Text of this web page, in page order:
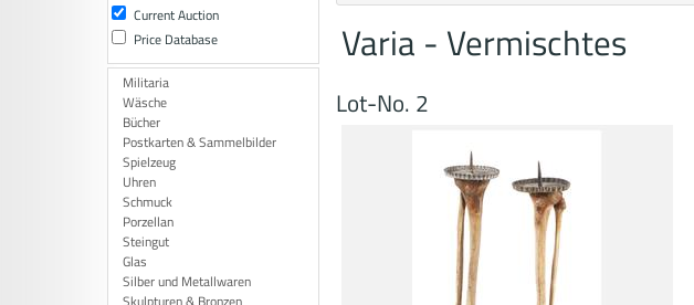
Current Auction
Price Database
Militaria
Wäsche
Bücher
Postkarten & Sammelbilder
Spielzeug
Uhren
Schmuck
Porzellan
Steingut
Glas
Silber und Metallwaren
Varia - Vermischtes
Lot-No. 2